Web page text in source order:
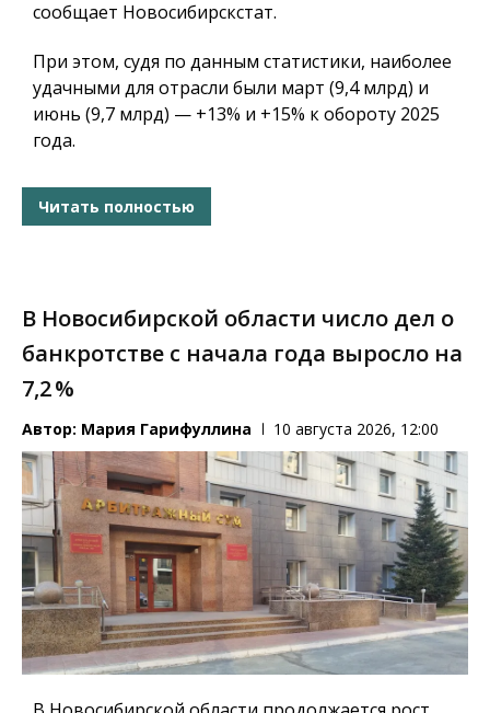
сообщает Новосибирскстат.
При этом, судя по данным статистики, наиболее
удачными для отрасли были март (9,4 млрд) и
июнь (9,7 млрд) — +13% и +15% к обороту 2025
года.
Читать полностью
В Новосибирской области число дел о
банкротстве с начала года выросло на
7,2 %
Автор: Мария Гарифуллина 10 августа 2026, 12:00